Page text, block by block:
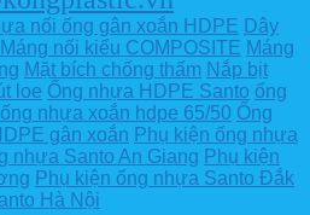
nối ống gân xoắn HDPE Dây
Máng nối kiểu COMPOSITE Máng
Mặt bích chống thấm Nắp bịt
loe Ống nhựa HDPE Santo ống
ống nhựa xoắn hdpe 65/50 Ống
gân xoắn Phụ kiện ống nhựa
nhựa Santo An Giang Phụ kiện
Phụ kiện ống nhựa Santo Đắk
Hà Nội